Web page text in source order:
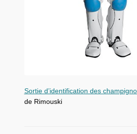
Sortie d’identification des
de Rimouski